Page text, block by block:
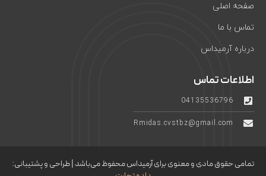
صفحه اصلی
تماس با ما
درباره آرمیداس
اطلاعات تماس
04135536796
Rmidas.cvstbz@gmail.com
تمامی حقوق مادی و معنوی برای آرمیداس محفوظ می‌باشد | طراحی و پشتیبانی: